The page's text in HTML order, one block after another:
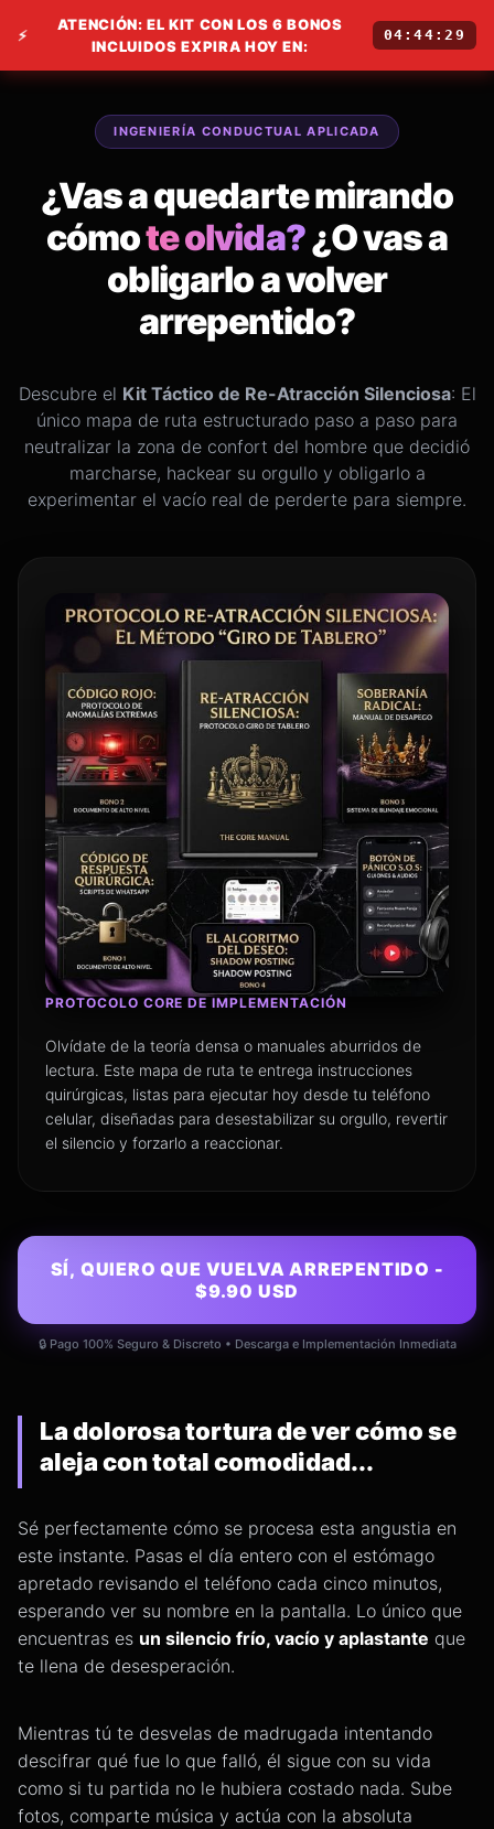
⚡
ATENCIÓN: EL KIT CON LOS 6 BONOS
INCLUIDOS EXPIRA HOY EN:
04:44:28
INGENIERÍA CONDUCTUAL APLICADA
¿Vas a quedarte mirando
cómote olvida?¿O vas a
obligarlo a volver
arrepentido?
Descubre el Kit Táctico de Re-Atracción Silenciosa: El
único mapa de ruta estructurado paso a paso para
neutralizar la zona de confort del hombre que decidió
marcharse, hackear su orgullo y obligarlo a
experimentar el vacío real de perderte para siempre.
PROTOCOLO CORE DE IMPLEMENTACIÓN
Olvídate de la teoría densa o manuales aburridos de
lectura. Este mapa de ruta te entrega instrucciones
quirúrgicas, listas para ejecutar hoy desde tu teléfono
celular, diseñadas para desestabilizar su orgullo, revertir
el silencio y forzarlo a reaccionar.
SÍ, QUIERO QUE VUELVA ARREPENTIDO -
$9.90 USD
🔒 Pago 100% Seguro & Discreto • Descarga e Implementación Inmediata
La dolorosa tortura de ver cómo se
aleja con total comodidad...
Sé perfectamente cómo se procesa esta angustia en
este instante. Pasas el día entero con el estómago
apretado revisando el teléfono cada cinco minutos,
esperando ver su nombre en la pantalla. Lo único que
encuentras es un silencio frío, vacío y aplastante que
te llena de desesperación.
Mientras tú te desvelas de madrugada intentando
descifrar qué fue lo que falló, él sigue con su vida
como si tu partida no le hubiera costado nada. Sube
fotos, comparte música y actúa con la absoluta